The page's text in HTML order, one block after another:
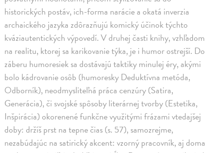
historických postáv, ich-forma narácie a okatá inverzia
archaického jazyka zdôrazňujú komický účinok týchto
kváziautentických výpovedí. V druhej časti knihy, vzhľadom
na realitu, ktorej sa karikovanie týka, je i humor ostrejší. Do
záberu humoresiek sa dostávajú taktiky minulej éry, akými
bolo kádrovanie osôb (humoresky Deduktívna metóda,
Odborník), neodmysliteľná práca cenzúry (Satira,
Generácia), či svojské spôsoby literárnej tvorby (Estetika,
Inšpirácia) okorenené funkčne využitými frázami vtedajšej
doby: držíš prst na tepne čias (s. 57), samozrejme,
nezabúdajúc na satirický akcent: vzorný pracovník, aj doma